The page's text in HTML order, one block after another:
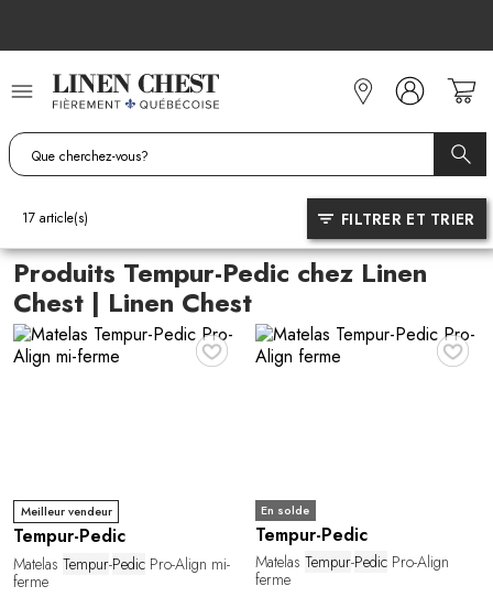
contenu
Produits Tempur-Pedic chez Linen
Chest | Linen Chest
17 article(s) FILTRER ET TRIER
♥
Meilleur vendeur
Tempur-Pedic
Matelas Tempur-Pedic Pro-Align mi-
ferme
♥
En solde
Tempur-Pedic
Matelas Tempur-PedicPro-Align
ferme